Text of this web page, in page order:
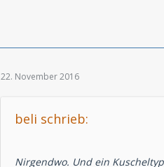
22. November 2016
beli schrieb:
Nirgendwo. Und ein